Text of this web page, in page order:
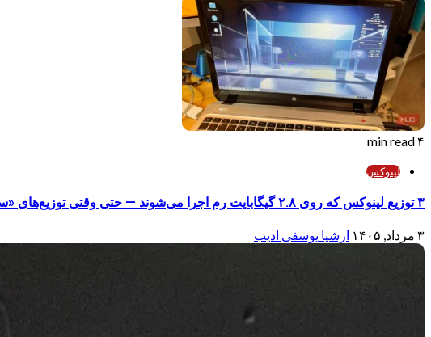
۴ min read
لینوکس
۳ توزیع لینوکس که روی ۲.۸ گیگابایت رم اجرا می‌شوند — حتی وقتی توزیع‌های «سبک» هم از پا درمی‌آیند
۳ مرداد, ۱۴۰۵ ارشیا یوسفی ادیب